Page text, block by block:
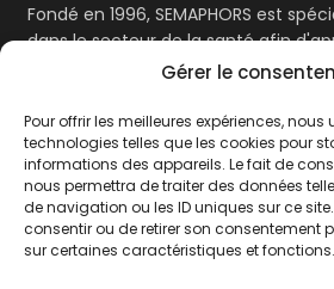
Gérer le
Pour offrir les meilleures expériences, nous
technologies telles que les cookies pour
informations des appareils. Le fait de
nous permettra de traiter des données
de navigation ou les ID uniques sur ce
consentir ou de retirer son consentement
sur certaines caractéristiques et fonctions.
Fondé en 1996, SEMAPHORS est
dans le secteur de la santé afin
professionnels de santé du Grand
découvrir Semaphors
Contact
Semaphors
11 Parc de Brocéliande, 35760 Saint-